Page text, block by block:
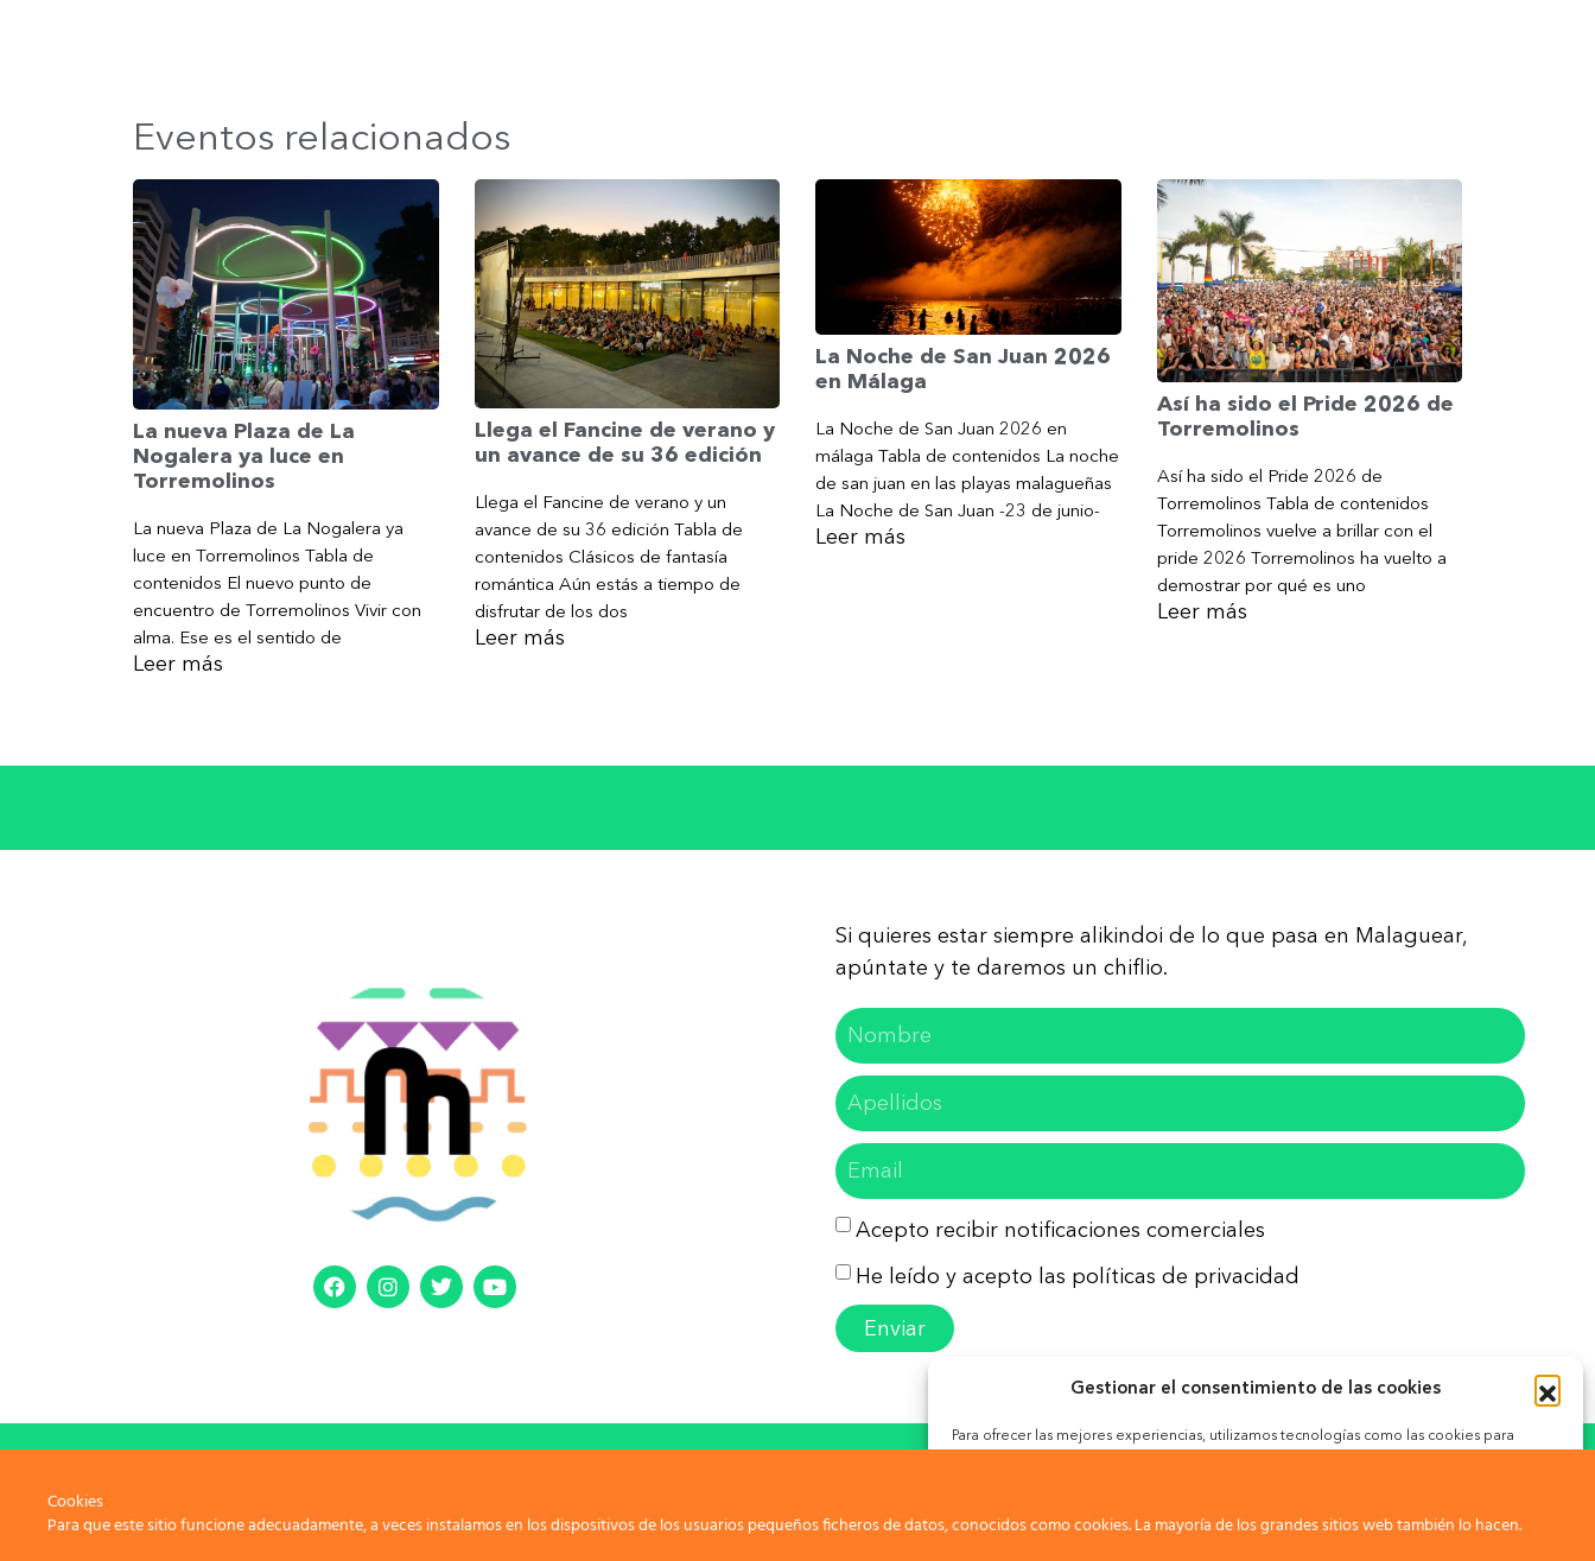
Gestionar el consentimiento de las cookies
Para ofrecer las mejores experiencias, utilizamos tecnologías como las cookies para
puede afectar negativamente a ciertas características y funciones.
Eventos relacionados
La nueva Plaza de La
Nogalera ya luce en
Torremolinos
La nueva Plaza de La Nogalera ya
luce en Torremolinos Tabla de
contenidos El nuevo punto de
encuentro de Torremolinos Vivir con
alma. Ese es el sentido de
Leer más
Llega el Fancine de verano y
un avance de su 36 edición
Llega el Fancine de verano y un
avance de su 36 edición Tabla de
contenidos Clásicos de fantasía
romántica Aún estás a tiempo de
disfrutar de los dos
Leer más
La Noche de San Juan 2026
en Málaga
La Noche de San Juan 2026 en
málaga Tabla de contenidos La noche
de san juan en las playas malagueñas
La Noche de San Juan -23 de junio-
Leer más
Así ha sido el Pride 2026 de
Torremolinos
Así ha sido el Pride 2026 de
Torremolinos Tabla de contenidos
Torremolinos vuelve a brillar con el
pride 2026 Torremolinos ha vuelto a
demostrar por qué es uno
Leer más
Si quieres estar siempre alikindoi de lo que pasa en Malaguear,
apúntate y te daremos un chiflio.
Acepto recibir notificaciones comerciales
He leído y acepto las políticas de privacidad
Enviar
Copyright 2026. Todos los derechos reservados. Malaguear.com
Cookies
Para que este sitio funcione adecuadamente, a veces instalamos en los dispositivos de los usuarios pequeños ficheros de datos, conocidos como cookies. La mayoría de los grandes sitios web también lo hacen.